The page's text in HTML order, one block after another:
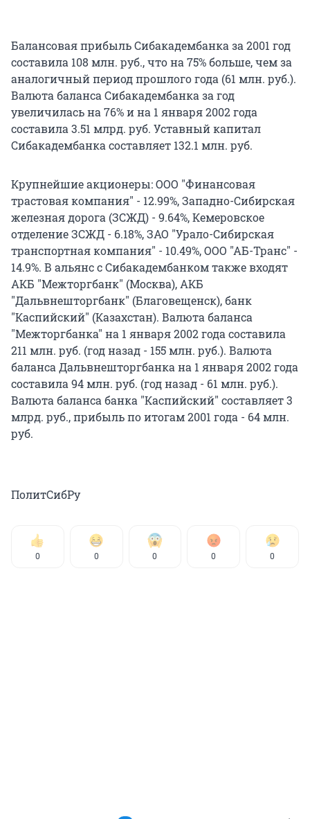
Балансовая прибыль Сибакадембанка за 2001 год
составила 108 млн. руб., что на 75% больше, чем за
аналогичный период прошлого года (61 млн. руб.).
Валюта баланса Сибакадембанка за год
увеличилась на 76% и на 1 января 2002 года
составила 3.51 млрд. руб. Уставный капитал
Сибакадембанка составляет 132.1 млн. руб.
Крупнейшие акционеры: ООО "Финансовая
трастовая компания" - 12.99%, Западно-Сибирская
железная дорога (ЗСЖД) - 9.64%, Кемеровское
отделение ЗСЖД - 6.18%, ЗАО "Урало-Сибирская
транспортная компания" - 10.49%, ООО "АБ-Транс" -
14.9%. В альянс с Сибакадембанком также входят
АКБ "Межторгбанк" (Москва), АКБ
"Дальвнешторгбанк" (Благовещенск), банк
"Каспийский" (Казахстан). Валюта баланса
"Межторгбанка" на 1 января 2002 года составила
211 млн. руб. (год назад - 155 млн. руб.). Валюта
баланса Дальвнешторгбанка на 1 января 2002 года
составила 94 млн. руб. (год назад - 61 млн. руб.).
Валюта баланса банка "Каспийский" составляет 3
млрд. руб., прибыль по итогам 2001 года - 64 млн.
руб.
ПолитСибРу
0 0 0 0 0